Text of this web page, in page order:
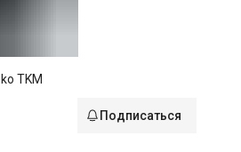
TKM
Подписаться